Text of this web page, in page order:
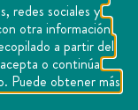
redes sociales y
otra información
a partir del
o continúa
Puede obtener más